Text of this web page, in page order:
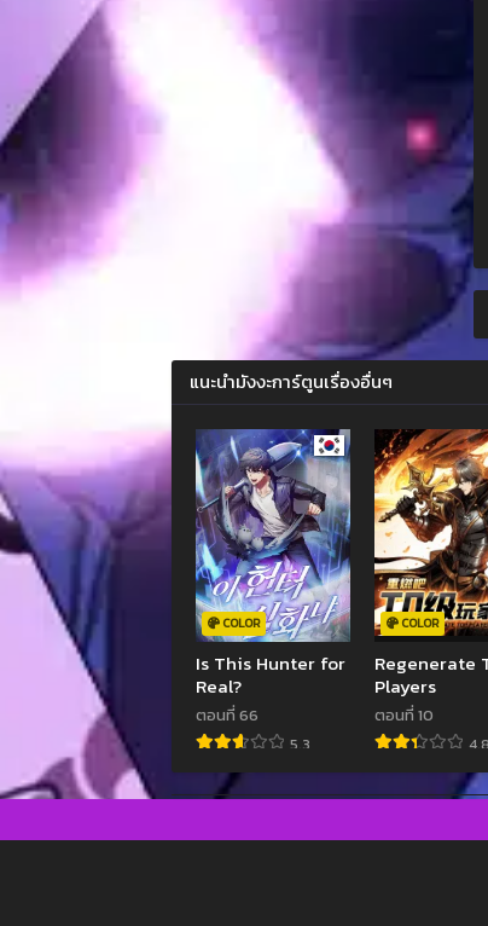
แนะนำมังงะการ์ตูนเรื่องอื่นๆ
COLOR
Is This Hunter for
Real?
ตอนที่ 66
5.3
COLOR
Regenerate
Players
ตอนที่ 10
4.8